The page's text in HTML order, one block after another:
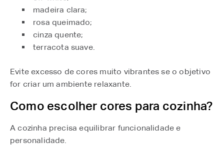
madeira clara;
rosa queimado;
cinza quente;
terracota suave.
Evite excesso de cores muito vibrantes se o objetivo
for criar um ambiente relaxante.
Como escolher cores para cozinha?
A cozinha precisa equilibrar funcionalidade e
personalidade.